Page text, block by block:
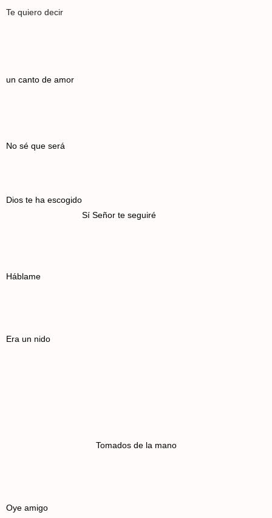
Te quiero decir
un canto de amor
No sé que será
Dios te ha escogido
Sí Señor te seguiré
Háblame
Era un nido
Tomados de la mano
Oye amigo